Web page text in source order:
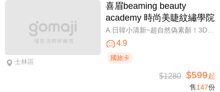
士林區
喜眉beaming beauty
academy 時尚美睫紋繡學院
4.9
國旅卡
$1280 $599起
售147份